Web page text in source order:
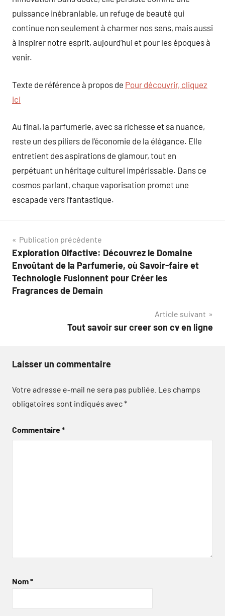
puissance inébranlable, un refuge de beauté qui
continue non seulement à charmer nos sens, mais aussi
à inspirer notre esprit, aujourd’hui et pour les époques à
venir.
Texte de référence à propos de Pour découvrir, cliquez
ici
Au final, la parfumerie, avec sa richesse et sa nuance,
reste un des piliers de l’économie de la élégance. Elle
entretient des aspirations de glamour, tout en
perpétuant un héritage culturel impérissable. Dans ce
cosmos parlant, chaque vaporisation promet une
escapade vers l’fantastique.
Navigation
de
l’article
Publication précédente
Exploration Olfactive: Découvrez le Domaine
Envoûtant de la Parfumerie, où Savoir-faire et
Technologie Fusionnent pour Créer les
Fragrances de Demain
Article suivant
Tout savoir sur creer son cv en ligne
Laisser un commentaire
Votre adresse e-mail ne sera pas publiée. Les champs
obligatoires sont indiqués avec*
Commentaire*
Nom*